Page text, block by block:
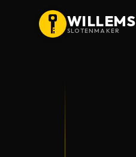
WILLEMS
SLOTENMAKER